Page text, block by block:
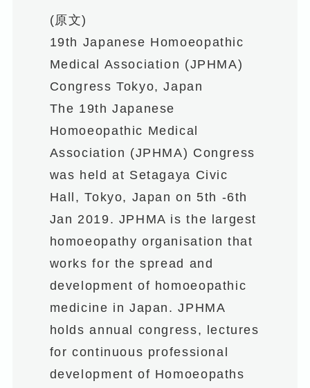
(原文)
19th Japanese Homoeopathic
Medical Association (JPHMA)
Congress Tokyo, Japan
The 19th Japanese
Homoeopathic Medical
Association (JPHMA) Congress
was held at Setagaya Civic
Hall, Tokyo, Japan on 5th -6th
Jan 2019. JPHMA is the largest
homoeopathy organisation that
works for the spread and
development of homoeopathic
medicine in Japan. JPHMA
holds annual congress, lectures
for continuous professional
development of Homoeopaths